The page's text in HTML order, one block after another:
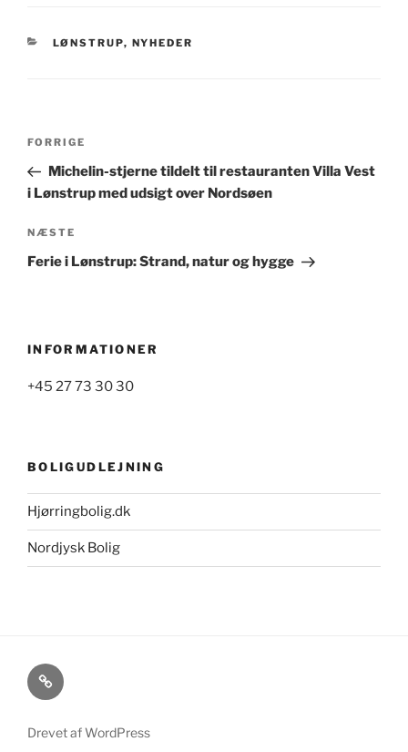
KATEGORIER
LØNSTRUP, NYHEDER
Indlægsnavigation
Forrige
indlæg
FORRIGE
Michelin-stjerne tildelt til restauranten Villa Vest
i Lønstrup med udsigt over Nordsøen
Næste
indlæg
NÆSTE
Ferie i Lønstrup: Strand, natur og hygge
INFORMATIONER
+45 27 73 30 30
BOLIGUDLEJNING
Hjørringbolig.dk
Nordjysk Bolig
Cookie-
og
Drevet af WordPress